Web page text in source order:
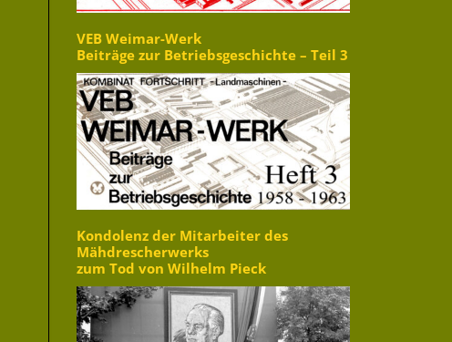
VEB Weimar-Werk
Beiträge zur Betriebsgeschichte – Teil 3
Kondolenz der Mitarbeiter des
Mähdrescherwerks
zum Tod von Wilhelm Pieck